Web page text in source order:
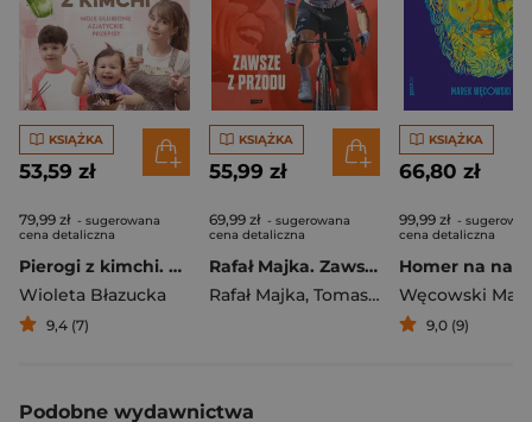
KSIĄŻKA
53,59 zł
79,99 zł - sugerowana
cena detaliczna
Pierogi z kimchi. Moje ulubione azjatyckie przepisy
Wioleta Błazucka
9,4 (7)
KSIĄŻKA
55,99 zł
69,99 zł - sugerowana
cena detaliczna
Rafał Majka. Zawsze z przodu. Rozmawia Tomasz Kalemba - książka z autografem
Rafał Majka, Tomasz Kalemba
KSIĄŻKA
66,80 zł
99,99 zł -
cena detaliczna
Węcowski
9,0 (9)
Podobne wydawnictwa